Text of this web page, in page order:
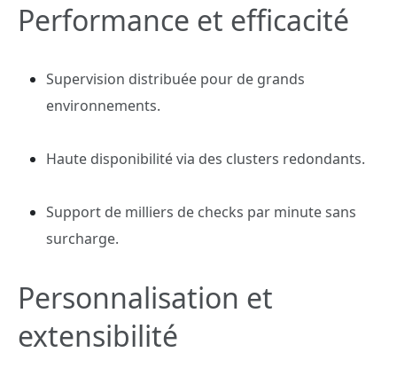
Performance et efficacité
Supervision distribuée pour de grands
environnements.
Haute disponibilité via des clusters redondants.
Support de milliers de checks par minute sans
surcharge.
Personnalisation et
extensibilité